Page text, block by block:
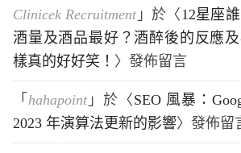
Clinicek Recruitment 」於〈 12星座
酒量及酒品最好？酒醉後的反應
樣真的好好笑！ 〉發佈留言
「 hahapoint 」於〈 SEO 風暴：
2023 年演算法更新的影響〉發佈留